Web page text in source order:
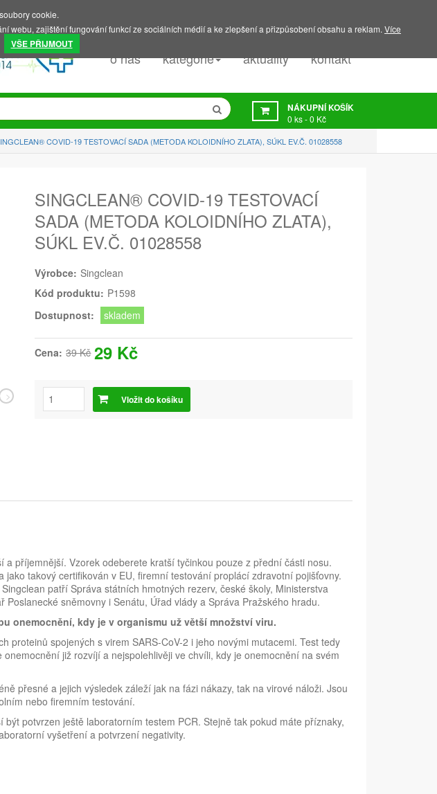
o nás kategorie aktuality kontakt
NÁKUPNÍ KOŠÍK
0 ks -0 Kč
COVID-19 TESTOVACÍ SADA (METODA KOLOIDNÍHO ZLATA), SÚKL EV.Č. 01028558
SINGCLEAN® COVID-19 TESTOVACÍ
SADA (METODA KOLOIDNÍHO ZLATA),
SÚKL EV.Č. 01028558
Výrobce: Singclean
Kód produktu: P1598
Dostupnost:
skladem
Cena: 39 Kč 29 Kč
Vložit do košíku
a příjemnější. Vzorek odeberete kratší tyčinkou pouze z přední části nosu.
takový certifikován v EU, firemní testování proplácí zdravotní pojišťovny.
patří Správa státních hmotných rezerv, české školy, Ministerstva
sněmovny i Senátu, Úřad vlády a Správa Pražského hradu.
onemocnění, kdy je v organismu už větší množství viru.
proteinů spojených s virem SARS-CoV-2 i jeho novými mutacemi. Test tedy
již rozvíjí a nejspolehlivěji ve chvíli, kdy je onemocnění na svém
přesné a jejich výsledek záleží jak na fázi nákazy, tak na virové náloži. Jsou
nebo firemním testování.
potvrzen ještě laboratorním testem PCR. Stejně tak pokud máte příznaky,
vyšetření a potvrzení negativity.
cookie.
webu, zajištění fungování funkcí ze sociálních médií a ke zlepšení a přizpůsobení obsahu a reklam. Více
VŠE PŘIJMOUT